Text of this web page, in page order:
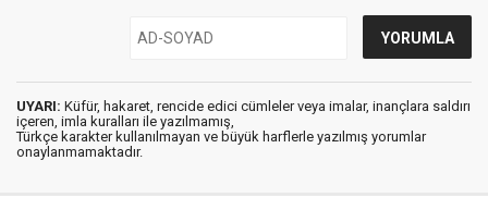
UYARI: Küfür, hakaret, rencide edici cümleler veya imalar, inançlara saldırı
içeren, imla kuralları ile yazılmamış,
Türkçe karakter kullanılmayan ve büyük harflerle yazılmış yorumlar
onaylanmamaktadır.